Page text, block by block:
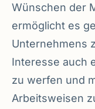
Wünschen der
ermöglicht es
Unternehmens
Interesse auch
zu werfen und
Arbeitsweisen